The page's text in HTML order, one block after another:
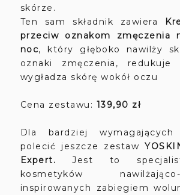
skórze.
Ten sam składnik zawiera
przeciw oznakom zmęczenia
noc, który głęboko nawilży
oznaki zmęczenia, redukuje
wygładza skórę wokół oczu
Cena zestawu: 139,90 zł
Dla bardziej
polecić jeszcze zestaw
Expert. Jest to
kosmetyków nawilżająco-
inspirowanych zabiegiem